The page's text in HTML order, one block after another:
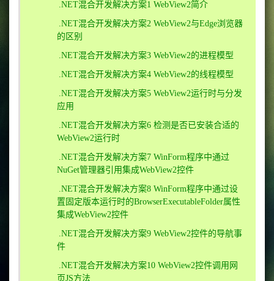
.NET混合开发解决方案1 WebView2简介
.NET混合开发解决方案2 WebView2与Edge浏览器
的区别
.NET混合开发解决方案3 WebView2的进程模型
.NET混合开发解决方案4 WebView2的线程模型
.NET混合开发解决方案5 WebView2运行时与分发
应用
.NET混合开发解决方案6 检测是否已安装合适的
WebView2运行时
.NET混合开发解决方案7 WinForm程序中通过
NuGet管理器引用集成WebView2控件
.NET混合开发解决方案8 WinForm程序中通过设
置固定版本运行时的BrowserExecutableFolder属性
集成WebView2控件
.NET混合开发解决方案9 WebView2控件的导航事
件
.NET混合开发解决方案10 WebView2控件调用网
页JS方法